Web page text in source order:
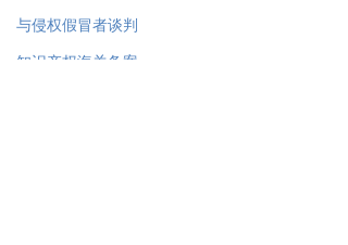
与侵权假冒者谈判
知识产权海关备案